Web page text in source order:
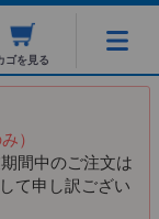
ゴを見る
）
間中のご注文は
て申し訳ござい